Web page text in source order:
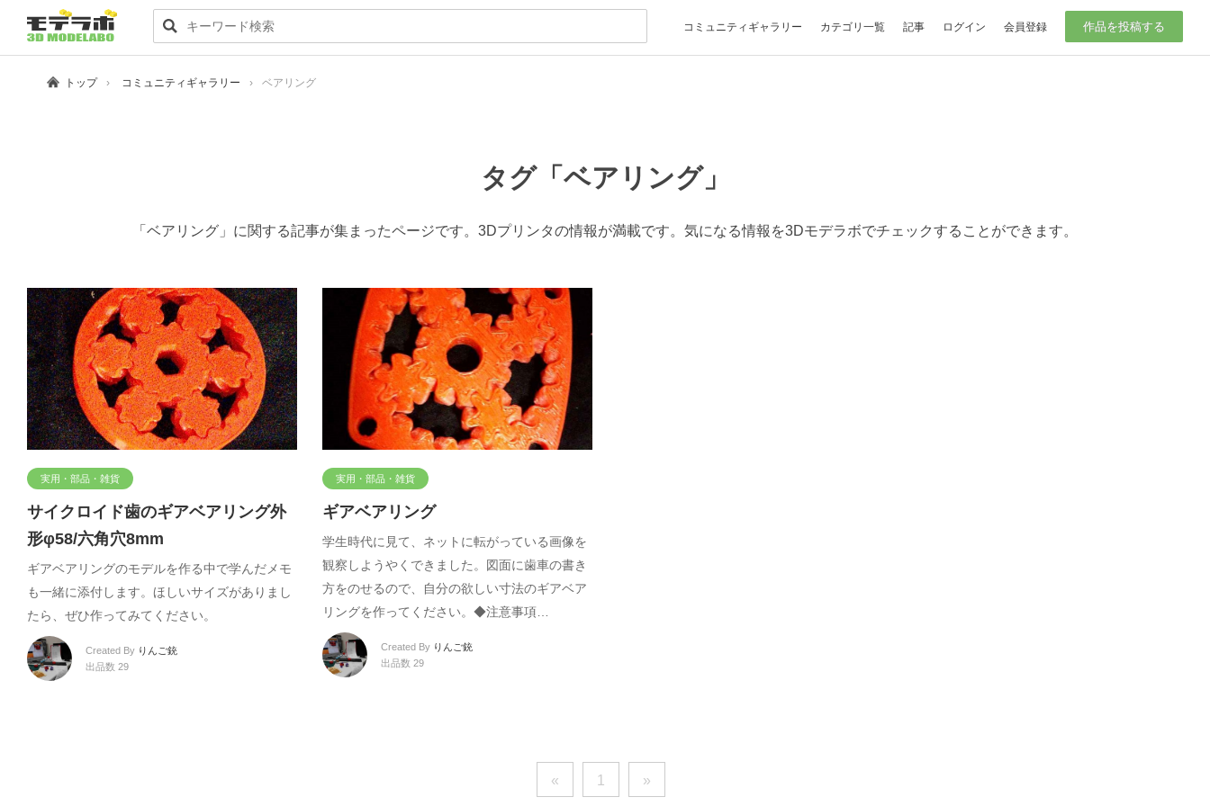
コミュニティギャラリー カテゴリ一覧 記事 ログイン 会員登録 作品を投稿する
トップ コミュニティギャラリー ベアリング
タグ「ベアリング」
「ベアリング」に関する記事が集まったページです。3Dプリンタの情報が満載です。気になる情報を3Dモデラボでチェックすることができます。
実用・部品・雑貨
サイクロイド歯のギアベアリング外
形φ58/六角穴8mm
ギアベアリングのモデルを作る中で学んだメモ
も一緒に添付します。ほしいサイズがありまし
たら、ぜひ作ってみてください。
Created By りんご銃
出品数 29
実用・部品・雑貨
ギアベアリング
学生時代に見て、ネットに転がっている画像を
観察しようやくできました。図面に歯車の書き
方をのせるので、自分の欲しい寸法のギアベア
リングを作ってください。◆注意事項…
Created By りんご銃
出品数 29
« 1 »